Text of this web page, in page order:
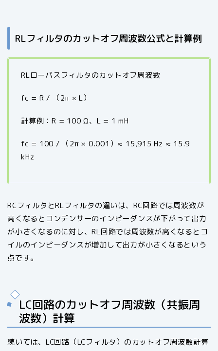
RLフィルタのカットオフ周波数公式と計算例
RLローパスフィルタのカットオフ周波数
fc = R / （2π × L）
計算例：R = 100 Ω、L = 1 mH
fc = 100 / （2π × 0.001）≈ 15,915 Hz ≈ 15.9
kHz
RCフィルタとRLフィルタの違いは、RC回路では周波数が
高くなるとコンデンサーのインピーダンスが下がって出力
が小さくなるのに対し、RL回路では周波数が高くなるとコ
イルのインピーダンスが増加して出力が小さくなるという
点です。
LC回路のカットオフ周波数（共振周
波数）計算
続いては、LC回路（LCフィルタ）のカットオフ周波数計算